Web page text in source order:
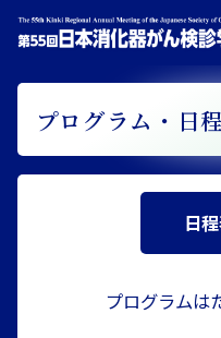
プログラム・日
日
プログラムは